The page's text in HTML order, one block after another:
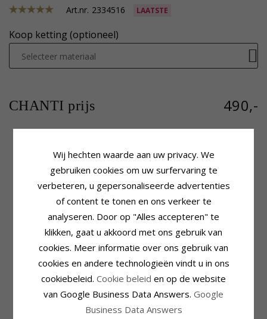
Art.nr. 2334516 LAATSTE
Koop ketting (optioneel)
Selecteer materiaal
CHANTI prijs 490,-
Productinformatie
Diamant
Hanger:Hanger
Oppervlak:Glanzend
Steen
Aantal:6
Slijpsel:Briljantgeslepen
Diamant
Diamant Helderheid:
Caraat: 0,13
Zetting
Lengte Incl. Bijl: 19,0 mm
7,5 mm
Levertijd
Levertijd:4-5 Weekdagen
Past Bij Gouden Ketting Met
Breedte
Slang Max.:
Wij hechten waarde aan uw privacy. We
gebruiken cookies om uw surfervaring te
verbeteren, u gepersonaliseerde advertenties
of content te tonen en ons verkeer te
analyseren. Door op "Alles accepteren" te
klikken, gaat u akkoord met ons gebruik van
cookies. Meer informatie over ons gebruik van
cookies en andere technologieën vindt u in ons
cookiebeleid. Cookie beleid en op de website
van Google Business Data Answers. Google
Business Data Answers